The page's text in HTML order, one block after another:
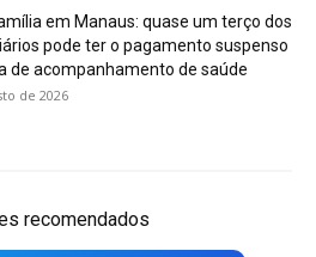
em Manaus: quase um terço dos
pode ter o pagamento suspenso
de acompanhamento de saúde
de 2026
recomendados